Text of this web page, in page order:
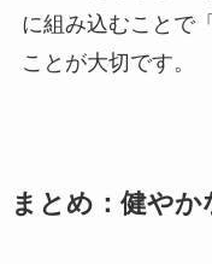
に組み込むことで
ことが大切です。
まとめ：健や